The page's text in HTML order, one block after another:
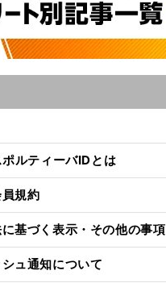
ルティーバIDとは
規約
基づく表示・その他の事項
ュ通知について